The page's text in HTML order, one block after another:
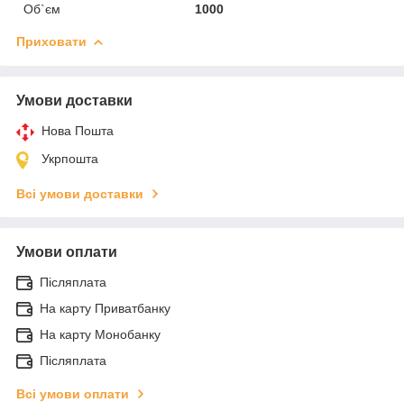
Об`єм
1000
Приховати
Умови доставки
Нова Пошта
Укрпошта
Всі умови доставки
Умови оплати
Післяплата
На карту Приватбанку
На карту Монобанку
Післяплата
Всі умови оплати